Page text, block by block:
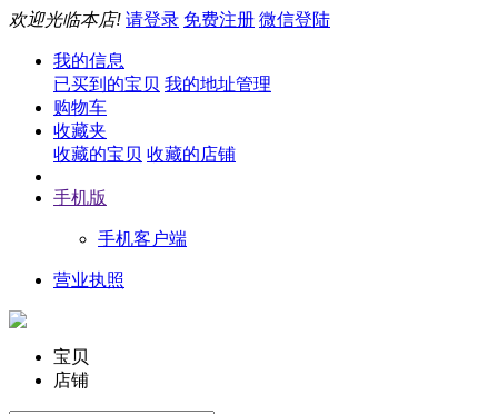
欢迎光临本店! 请登录 免费注册 微信登陆
我的信息
已买到的宝贝 我的地址管理
购物车
收藏夹
收藏的宝贝 收藏的店铺
手机版
手机客户端
营业执照
宝贝
店铺